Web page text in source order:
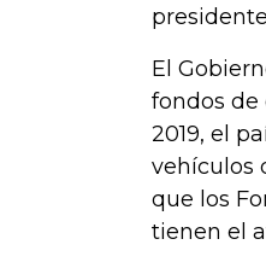
El
fondos de
2019, el
vehículos
que los
tienen el